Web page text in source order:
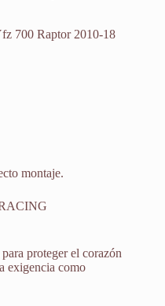
700 Raptor 2010-18
montaje.
proteger el corazón
exigencia como